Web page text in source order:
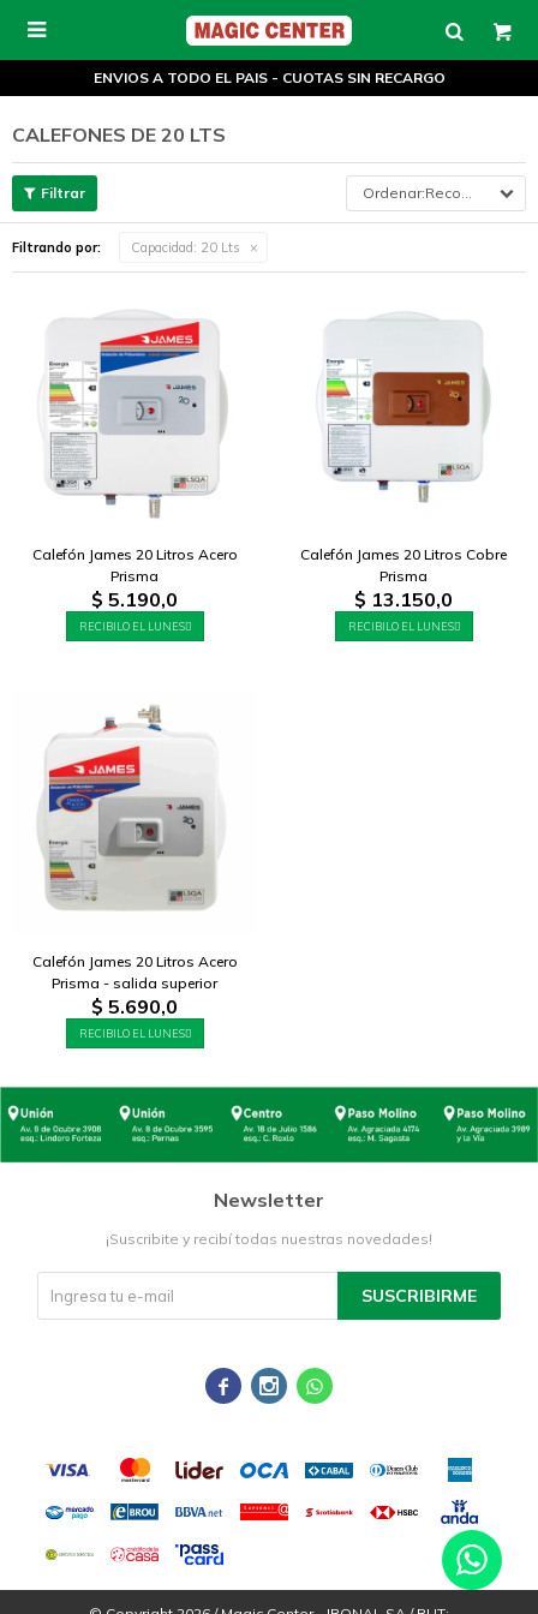

ENVIOS A TODO EL PAIS - CUOTAS SIN RECARGO
CALEFONES DE 20 LTS
Recomendados
Filtrando por: Capacidad: 20 Lts
Calefón James 20 Litros Acero
Prisma
$ 5.190,0
RECIBILO EL LUNES
Calefón James 20 Litros Cobre
Prisma
$ 13.150,0
RECIBILO EL LUNES
Calefón James 20 Litros Acero
Prisma - salida superior
$ 5.690,0
RECIBILO EL LUNES
Newsletter
¡Suscribite y recibí todas nuestras novedades!
SUSCRIBIRME
  